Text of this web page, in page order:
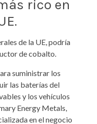
rico en
de la UE, podría
de cobalto.
suministrar los
las baterías del
y los vehículos
Energy Metals,
en el negocio